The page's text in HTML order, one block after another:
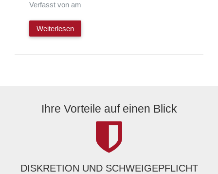
Verfasst von am
Weiterlesen
Ihre Vorteile auf einen Blick
DISKRETION UND SCHWEIGEPFLICHT